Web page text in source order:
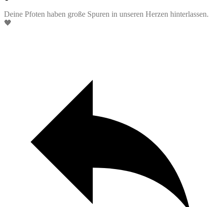
Deine Pfoten haben große Spuren in unseren Herzen hinterlassen.
🖤